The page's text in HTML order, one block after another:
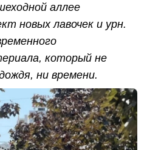
аллее
новых лавочек и урн.
который не
ни времени.